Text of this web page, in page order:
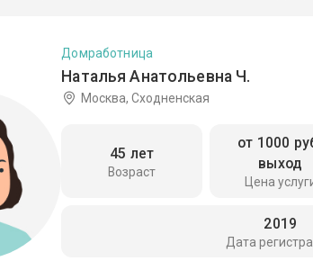
Наталья Анатольевна Ч.
Домработница
Москва, Сходненская
Возраст
45 лет
Цена
от 1000
выход
Дата
2019